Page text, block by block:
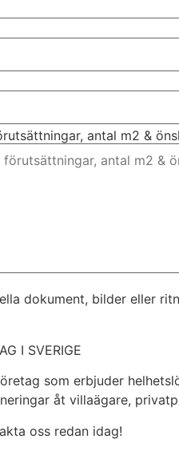
antal m2 &
dokument, bilder eller
I SVERIGE
som erbjuder
åt villaägare,
oss redan idag!